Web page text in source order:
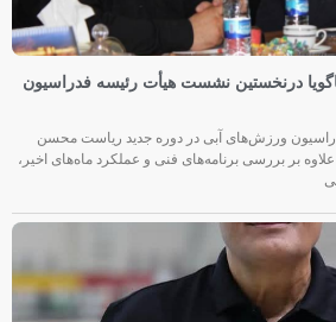
درنخستین نشست هیأت رئیسه فدراسیون
ورزش‌های آبی در دوره جدید ریاست محسن
بر بررسی برنامه‌های فنی و عملکرد ماه‌های اخیر،